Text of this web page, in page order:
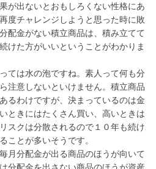
が出ないとおもしろくない性格にあ
度チャレンジしようと思った時に敗
配金がない積立商品は、積み立てて
けた方がいいということがわかりま
ては水の泡ですね。素人って何も分
注意しないといけません。積立商品
るわけですが、決まっているのは金
ときにはたくさん買い、高いときは
スクは分散されるので１０年も続け
ことが多いそうです。
月分配金が出る商品のほうが向いて
分配金を出さない商品のほうが資産